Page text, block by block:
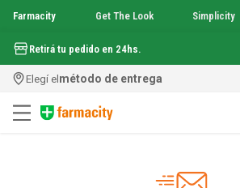
Farmacity Get The Look Simplicity
Retirá tu pedido en 24hs.
Elegí elmétodo de entrega
garnier toque seco crema facial